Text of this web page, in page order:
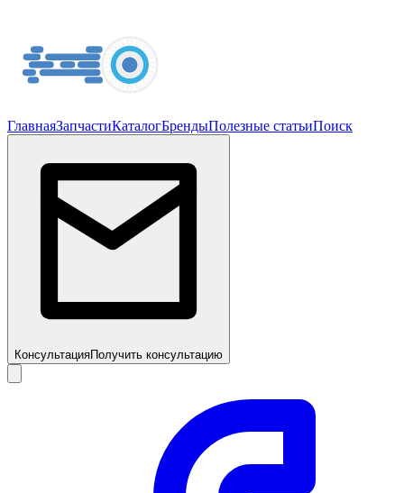
ГлавнаяЗапчастиКаталогБрендыПолезные статьиПоиск
КонсультацияПолучить консультацию